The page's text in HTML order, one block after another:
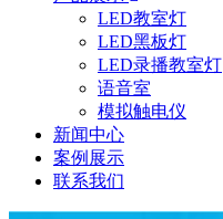
LED教室灯
LED黑板灯
LED录播教室灯
语音室
模拟触电仪
新闻中心
案例展示
联系我们